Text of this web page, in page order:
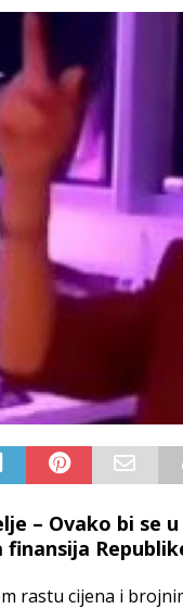
STAV
i tišina BOSNA I
– Ovako bi se
rastu cijena i